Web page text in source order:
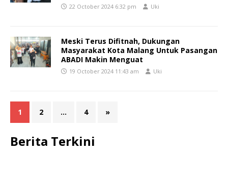
22 October 2024 6:32 pm Uki
Meski Terus Difitnah, Dukungan
Masyarakat Kota Malang Untuk Pasangan
ABADI Makin Menguat
19 October 2024 11:43 am Uki
1 2 … 4 »
Berita Terkini